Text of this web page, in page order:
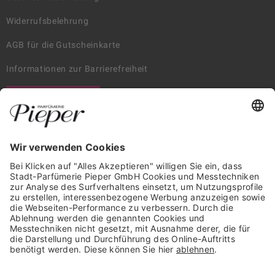
Widerrufsbelehrung
AGB für die Gutscheinkarte
Informationen zur Barrierefreiheit
Trusted Shops Mitglied seit 2010